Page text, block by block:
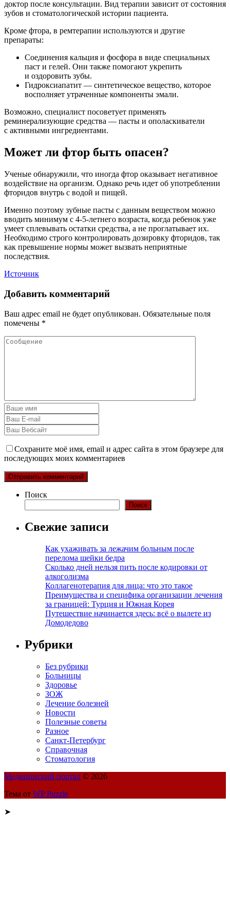
доктор после консультации. Вид терапии зависит от состояния
зубов и стоматологической истории пациента.
Кроме фтора, в ремтерапии используются и другие
препараты:
Соединения кальция и фосфора в виде специальных
паст и гелей. Они также помогают укрепить
и оздоровить зубы.
Гидроксиапатит — синтетическое вещество, которое
восполняет утраченные компоненты эмали.
Возможно, специалист посоветует применять
реминерализующие средства — пасты и ополаскиватели
с активными ингредиентами.
​Может ли фтор быть опасен?
Ученые обнаружили, что иногда фтор оказывает негативное
воздействие на организм. Однако речь идет об употреблении
фторидов внутрь с водой и пищей.
Именно поэтому зубные пасты с данным веществом можно
вводить минимум с 4-5-летнего возраста, когда ребенок уже
умеет сплевывать остатки средства, а не проглатывает их.
Необходимо строго контролировать дозировку фторидов, так
как превышение нормы может вызвать неприятные
последствия.
Источник
Добавить комментарий
Ваш адрес email не будет опубликован. Обязательные поля
помечены *
Сохраните моё имя, email и адрес сайта в этом браузере для
последующих моих комментариев
Поиск
Поиск
Свежие записи
Как ухаживать за лежачим больным после
перелома шейки бедра
Сколько дней нельзя пить после кодировки от
алкоголизма
Коллагенотерапия для лица: что это такое
Преимущества и специфика организации лечения
за границей: Турция и Южная Корея
Путешествие начинается здесь: всё о вылете из
Домодедово
Рубрики
Без рубрики
Больницы
Здоровье
ЗОЖ
Лечение болезней
Новости
Полезные советы
Разное
Санкт-Петербург
Справочная
Стоматология
Медицинский портал © 2026
Тема от WP Puzzle
➤